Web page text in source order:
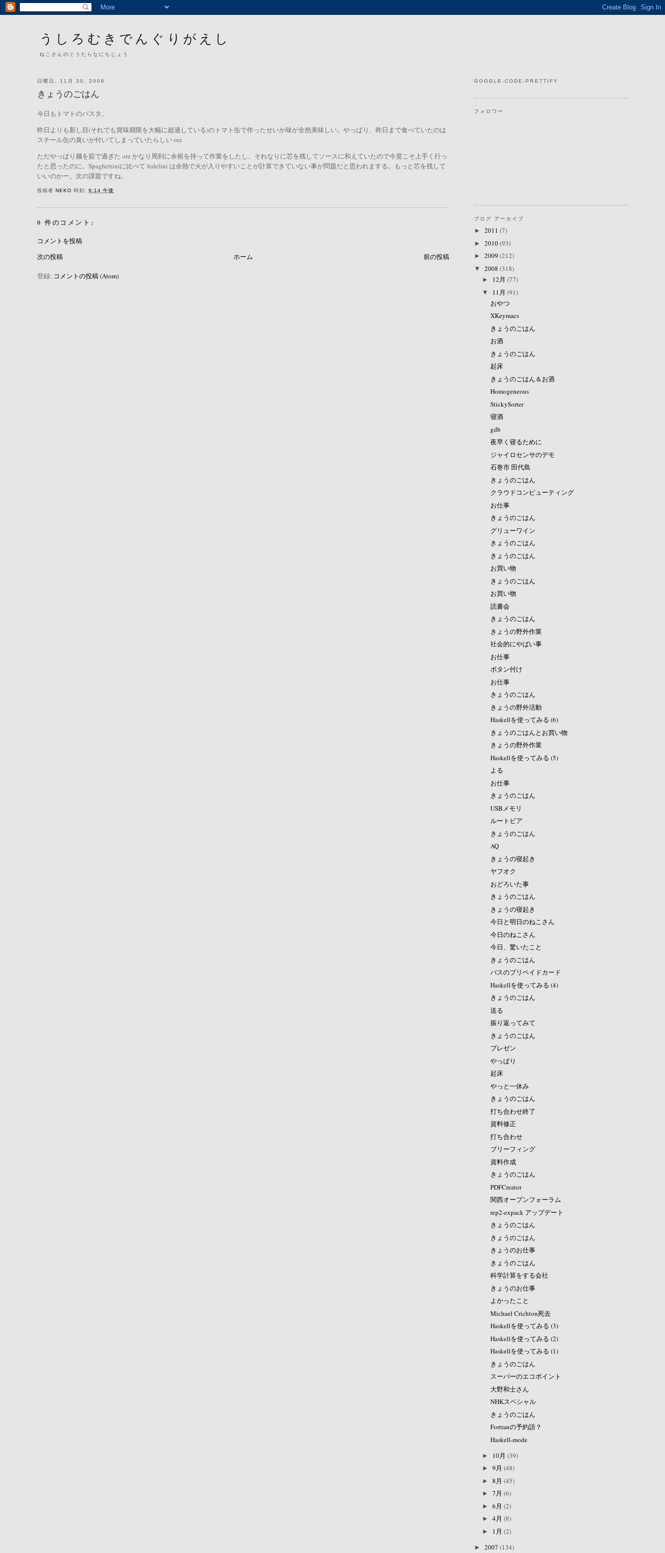
うしろむきでんぐりがえし
ねこさんのぐうたらなにちじょう
日曜日, 11月 30, 2008
きょうのごはん
今日もトマトのパスタ。
昨日よりも新し目(それでも賞味期限を大幅に超過している)のトマト缶で作ったせいか味が全然美味しい。やっぱり、昨日まで食べていたのは
スチール缶の臭いが付いてしまっていたらしい orz
ただやっぱり麺を茹で過ぎた orz かなり周到に余裕を持って作業をしたし、それなりに芯を残してソースに和えていたので今度こそ上手く行っ
たと思ったのに。Spaghettiniに比べて fedelini は余熱で火が入りやすいことが計算できていない事が問題だと思われまする。もっと芯を残して
いいのかー。次の課題ですね。
投稿者 NEKO 時刻:9:14 午後
0 件のコメント:
コメントを投稿
次の投稿
前の投稿
ホーム
登録: コメントの投稿 (Atom)
GOOGLE-CODE-PRETTIFY
フォロワー
ブログ アーカイブ
►2011(7)
►2010(93)
►2009(212)
▼2008(318)
► 12月 (77)
▼ 11月 (91)
おやつ
XKeymacs
きょうのごはん
お酒
きょうのごはん
起床
きょうのごはん＆お酒
Homogeneous
StickySorter
寝酒
gdb
夜早く寝るために
ジャイロセンサのデモ
石巻市 田代島
きょうのごはん
クラウドコンピューティング
お仕事
きょうのごはん
グリューワイン
きょうのごはん
きょうのごはん
お買い物
きょうのごはん
お買い物
読書会
きょうのごはん
きょうの野外作業
社会的にやばい事
お仕事
ボタン付け
お仕事
きょうのごはん
きょうの野外活動
Haskellを使ってみる (6)
きょうのごはんとお買い物
きょうの野外作業
Haskellを使ってみる (5)
よる
お仕事
きょうのごはん
USBメモリ
ルートビア
きょうのごはん
AQ
きょうの寝起き
ヤフオク
おどろいた事
きょうのごはん
きょうの寝起き
今日と明日のねこさん
今日のねこさん
今日、驚いたこと
きょうのごはん
バスのプリペイドカード
Haskellを使ってみる (4)
きょうのごはん
送る
振り返ってみて
きょうのごはん
プレゼン
やっぱり
起床
やっと一休み
きょうのごはん
打ち合わせ終了
資料修正
打ち合わせ
ブリーフィング
資料作成
きょうのごはん
PDFCreator
関西オープンフォーラム
rep2-expack アップデート
きょうのごはん
きょうのごはん
きょうのお仕事
きょうのごはん
科学計算をする会社
きょうのお仕事
よかったこと
Michael Crichton死去
Haskellを使ってみる (3)
Haskellを使ってみる (2)
Haskellを使ってみる (1)
きょうのごはん
スーパーのエコポイント
大野和士さん
NHKスペシャル
きょうのごはん
Fortranの予約語？
Haskell-mode
► 10月 (39)
► 9月 (48)
► 8月 (45)
► 7月 (6)
► 6月 (2)
► 4月 (8)
► 1月 (2)
►2007(134)